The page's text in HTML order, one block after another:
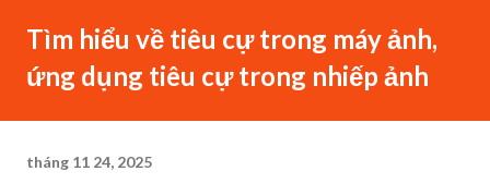
Tìm hiểu về tiêu cự trong máy ảnh,
ứng dụng tiêu cự trong nhiếp ảnh
tháng 11 24, 2025